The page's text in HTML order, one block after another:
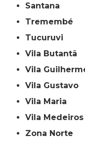
Santana
Tremembé
Tucuruvi
Vila Butantã
Vila
Vila Gustavo
Vila Maria
Vila Medeiros
Zona Norte